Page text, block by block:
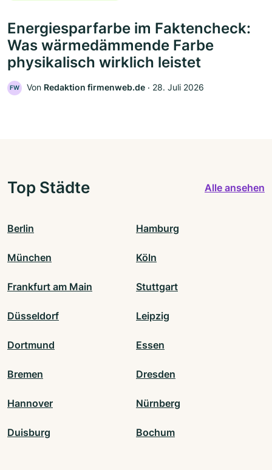
Energiesparfarbe im Faktencheck:
Was wärmedämmende Farbe
physikalisch wirklich leistet
FW Von Redaktion firmenweb.de ‧ 28. Juli 2026
Top Städte Alle ansehen
Berlin Hamburg
München Köln
Frankfurt am Main Stuttgart
Düsseldorf Leipzig
Dortmund Essen
Bremen Dresden
Hannover Nürnberg
Duisburg Bochum